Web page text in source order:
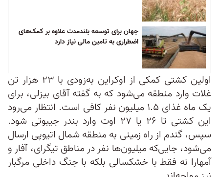
جهان برای توسعه بلندمدت علاوه بر کمک‌های
اضطراری به تامین مالی نیاز دارد
اولین کشتی کمکی از اوکراین به‌زودی با ۲۳ هزار تن
غلات وارد منطقه می‌شود که به گفته آقای بیزلی، برای
یک ماه غذای ۱.۵ میلیون نفر کافی است. انتظار می‌رود
این کشتی تا ۲۶ یا ۲۷ اوت وارد بندر جیبوتی شود.
سپس، گندم از راه زمینی به منطقه شمال اتیوپی ارسال
می‌شود، جایی‌که میلیون‌ها نفر در مناطق تیگرای، آفار و
آمهارا نه فقط با خشکسالی بلکه با جنگ داخلی مرگبار